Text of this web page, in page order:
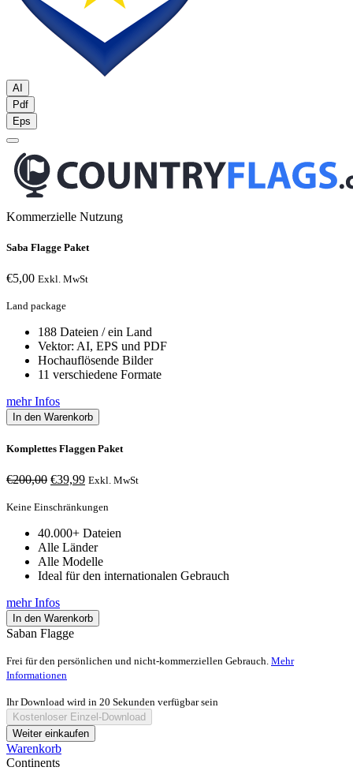
AI
Pdf
Eps
Kommerzielle Nutzung
Saba Flagge Paket
€5,00 Exkl. MwSt
Land package
188 Dateien / ein Land
Vektor: AI, EPS und PDF
Hochauflösende Bilder
11 verschiedene Formate
mehr Infos
In den Warenkorb
Komplettes Flaggen Paket
€200,00 Ursprünglicher
war:
€39,99Aktueller
ist:
Exkl. MwSt
Keine Einschränkungen
40.000+ Dateien
Alle Länder
Alle Modelle
Ideal für den internationalen Gebrauch
mehr Infos
In den Warenkorb
Saban Flagge
Frei für den persönlichen und nicht-kommerziellen Gebrauch. Mehr
Informationen
Ihr Download wird in 20 Sekunden verfügbar sein
Kostenloser Einzel-Download
Weiter einkaufen
Warenkorb
Continents